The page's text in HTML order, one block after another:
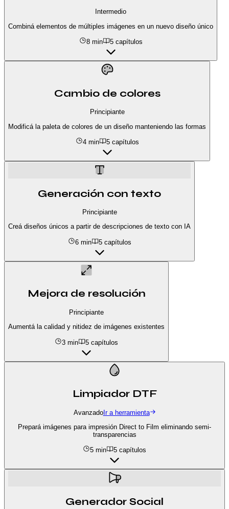
Intermedio
Combiná elementos de múltiples imágenes en un nuevo diseño único
8 min 5 capítulos
Cambio de colores
Principiante
Modificá la paleta de colores de un diseño manteniendo las formas
4 min 5 capítulos
Generación con texto
Principiante
Creá diseños únicos a partir de descripciones de texto con IA
6 min 5 capítulos
Mejora de resolución
Principiante
Aumentá la calidad y nitidez de imágenes existentes
3 min 5 capítulos
Limpiador DTF
AvanzadoIr a herramienta
Prepará imágenes para impresión Direct to Film eliminando semi-
transparencias
5 min 5 capítulos
Generador Social